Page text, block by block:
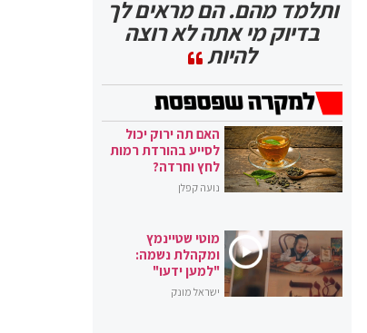
ותלמד מהם. הם מראים לך
בדיוק מי אתה לא רוצה
להיות
האם תה ירוק יכול
לסייע בהורדת רמות
לחץ וחרדה?
נועה קפלן
מוטי שטיינמץ
ומקהלת נשמה:
"למען ידעו"
ישראל מונק